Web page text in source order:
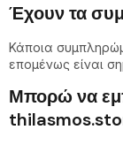
Έχουν τα
Κάποια
επομένως είναι
Μπορώ να